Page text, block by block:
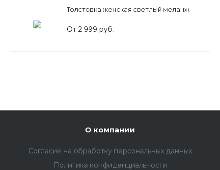
Толстовка женская светлый меланж
От 2 999 руб.
О компании
Согласие на обработку персональных данных
Политика конфиденциальности